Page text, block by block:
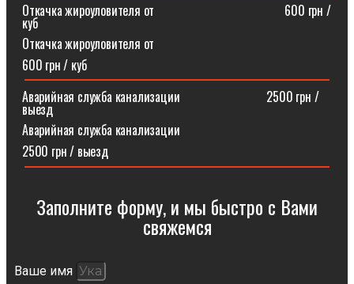
Откачка жироуловителя от⠀⠀⠀⠀⠀⠀⠀⠀⠀⠀⠀⠀⠀⠀600 грн /
куб
Откачка жироуловителя от
600 грн / куб
Аварийная служба канализации ⠀⠀⠀⠀⠀⠀⠀⠀⠀2500 грн /
выезд
Аварийная служба канализации
2500 грн / выезд
Заполните форму, и мы быстро с Вами
свяжемся​
Ваше имя